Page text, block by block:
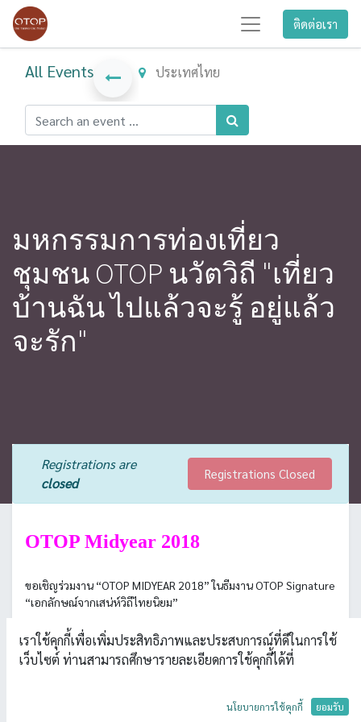
ติดต่อเรา
All Events ประเทศไทย
มหกรรมการท่องเที่ยว
ชุมชน OTOP นวัตวิถี "เที่ยว
บ้านฉัน ไปแล้วจะรู้ อยู่แล้ว
จะรัก"
Registrations are
closed
Registrations Closed
OTOP Midyear 2018
ขอเชิญร่วมงาน “OTOP MIDYEAR 2018” ในธีมงาน OTOP Signature
“เอกลักษณ์จากเสน่ห์วิถีไทยนิยม”
ภายในงานนี้จะมีการคัดสรรสุดยอดผลิตภัณฑ์มากกว่า 10,000
รายการ จำนวนกว่า 2,500 ร้านค้า มาจำหน่าย โดยไฮไลท์จะอยู่ที่โซน
OTOP Signature ที่คัดเลือกสินค้าที่มีเอกลักษณ์โดดเด่นที่สุดของ 36
จ.พระนครศรีอยุธยา ชามตราไก่ จ.ลำปาง, ผ้าย้อมคราม จ.สกลนคร,
เราใช้คุกกี้เพื่อเพิ่มประสิทธิภาพและประสบการณ์ที่ดีในการใช้
เว็บไซต์ ท่านสามารถศึกษารายละเอียดการใช้คุกกี้ได้ที่
นโยบายการใช้คุกกี้ ยอมรับ